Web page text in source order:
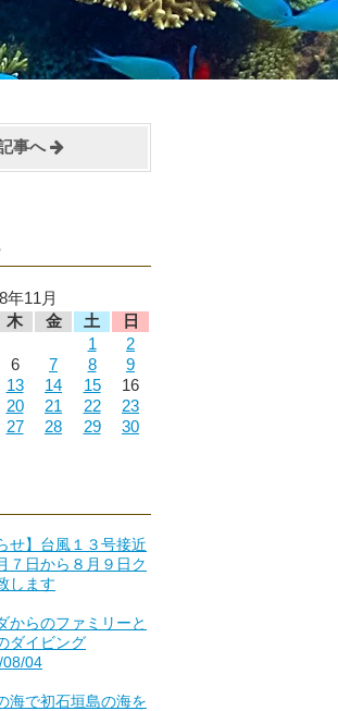
事へ
年11月
木 金 土
日
1
2
6 7 8
9
13 14 15
16
20 21 22
23
27 28 29 30
せ】台風１３号接近
７日から８月９日ク
します
からのファミリーと
ダイビング
04
海で初石垣島の海を